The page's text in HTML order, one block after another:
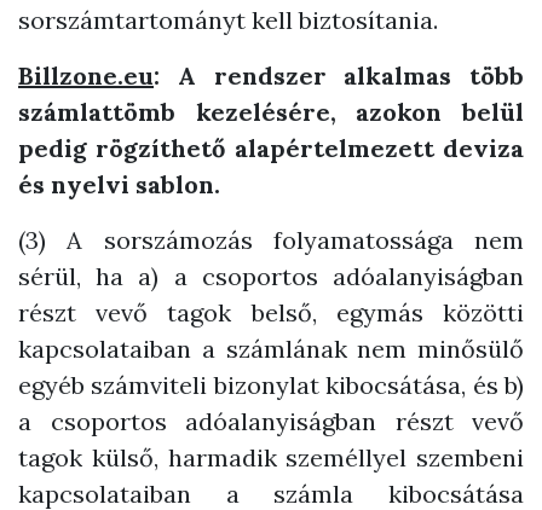
sorszámtartományt kell biztosítania.
Billzone.eu: A rendszer alkalmas több
számlattömb kezelésére, azokon belül
pedig rögzíthető alapértelmezett deviza
és nyelvi sablon.
(3) A sorszámozás folyamatossága nem
sérül, ha a) a csoportos adóalanyiságban
részt vevő tagok belső, egymás közötti
kapcsolataiban a számlának nem minősülő
egyéb számviteli bizonylat kibocsátása, és b)
a csoportos adóalanyiságban részt vevő
tagok külső, harmadik személlyel szembeni
kapcsolataiban a számla kibocsátása